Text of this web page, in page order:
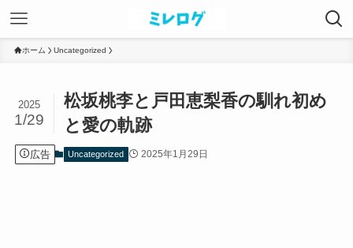
ホーム Uncategorized
松坂桃李と戸田恵梨香の馴れ初め
と愛の軌跡
2025
1/29
広告 Uncategorized 2025年1月29日